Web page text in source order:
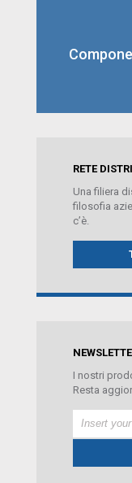
RETE
Una filiera
filosofia
c’è.
I nostri
Resta